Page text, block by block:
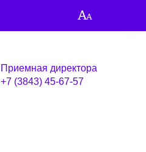
Приемная директора
+7 (3843) 45-67-57